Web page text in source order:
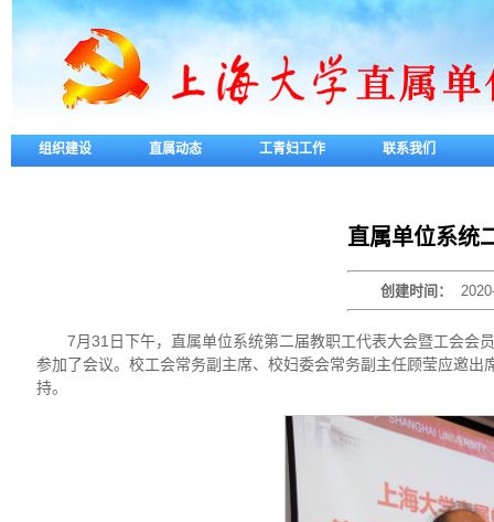
组织建设 直属动态 工青妇工作 联系我们
直属单位系统
创建时间：
7月31日下午，直属单位系统第二届教职工代表大会暨工会会
参加了会议。校工会常务副主席、校妇委会常务副主任顾莹应邀
持。